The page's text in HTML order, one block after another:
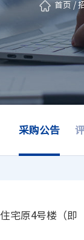
首页 /
采购公告
宅原4号楼（即